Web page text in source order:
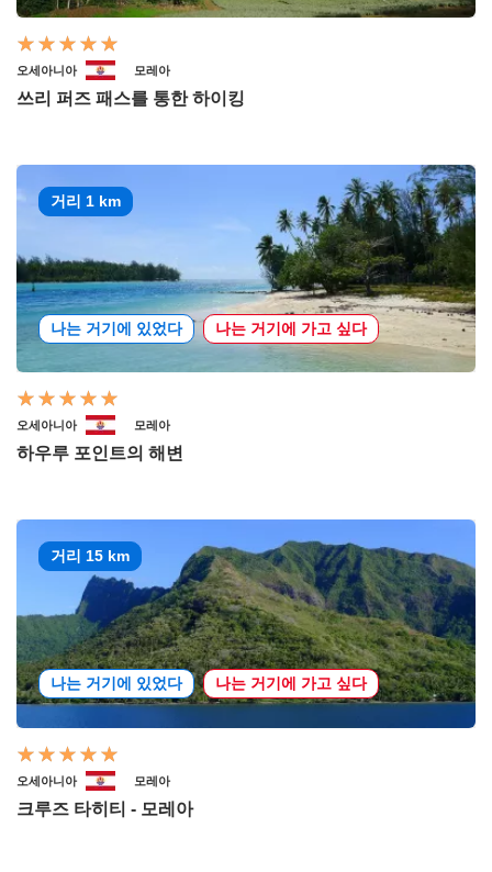
오세아니아 모레아
쓰리 퍼즈 패스를 통한 하이킹
거리 1 km
나는 거기에 있었다 나는 거기에 가고 싶다
오세아니아 모레아
하우루 포인트의 해변
거리 15 km
나는 거기에 있었다 나는 거기에 가고 싶다
오세아니아 모레아
크루즈 타히티 - 모레아